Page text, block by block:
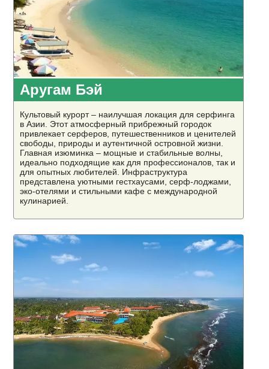
Аругам Бэй
Культовый курорт – наилучшая локация для серфинга
в Азии. Этот атмосферный прибрежный городок
привлекает серферов, путешественников и ценителей
свободы, природы и аутентичной островной жизни.
Главная изюминка – мощные и стабильные волны,
идеально подходящие как для профессионалов, так и
для опытных любителей. Инфраструктура
представлена уютными гестхаусами, серф-лоджами,
эко-отелями и стильными кафе с международной
кулинарией.